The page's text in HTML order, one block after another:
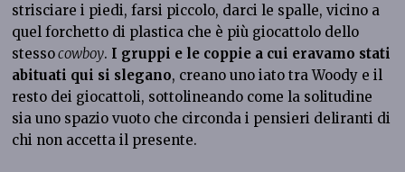
strisciare i piedi, farsi piccolo, darci le spalle, vicino a
quel forchetto di plastica che è più giocattolo dello
stessocowboy. I gruppi e le coppie a cui eravamo stati
abituati qui si slegano, creano uno iato tra Woody e il
resto dei giocattoli, sottolineando come la solitudine
sia uno spazio vuoto che circonda i pensieri deliranti di
chi non accetta il presente.